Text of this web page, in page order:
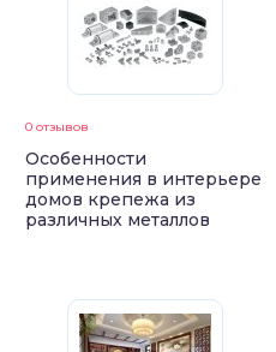
0 отзывов
Особенности
применения в интерьере
домов крепежа из
различных металлов